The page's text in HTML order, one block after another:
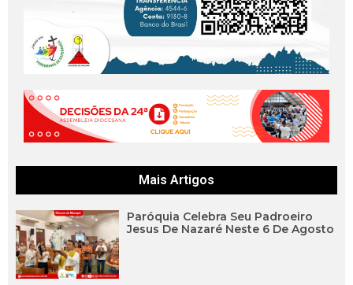
Mais Artigos
Paróquia Celebra Seu Padroeiro
Jesus De Nazaré Neste 6 De Agosto